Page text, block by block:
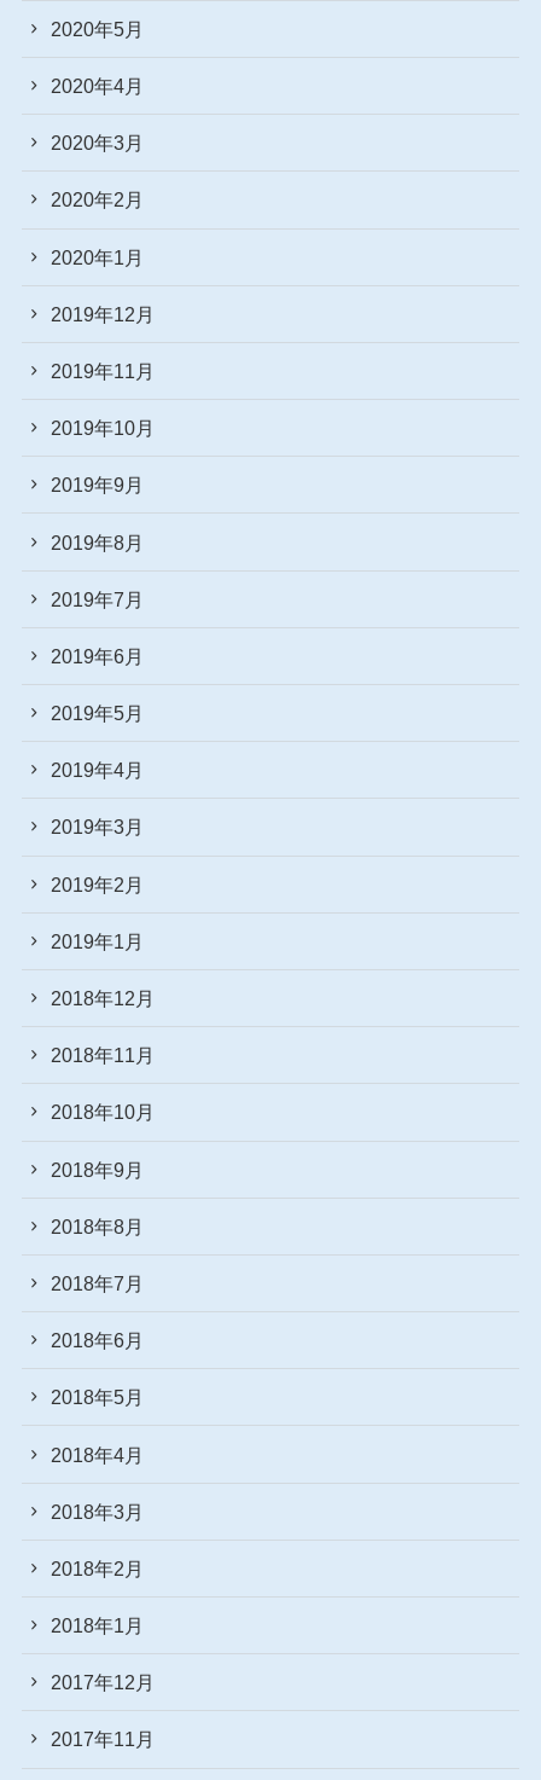
2020年5月
2020年4月
2020年3月
2020年2月
2020年1月
2019年12月
2019年11月
2019年10月
2019年9月
2019年8月
2019年7月
2019年6月
2019年5月
2019年4月
2019年3月
2019年2月
2019年1月
2018年12月
2018年11月
2018年10月
2018年9月
2018年8月
2018年7月
2018年6月
2018年5月
2018年4月
2018年3月
2018年2月
2018年1月
2017年12月
2017年11月